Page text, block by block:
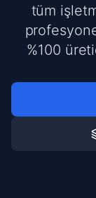
tüm
%100